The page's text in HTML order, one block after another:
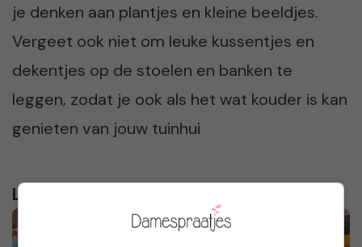
je denken aan plantjes en kleine beeldjes.
Vergeet ook niet om leuke kussentjes en
dekentjes op de stoelen en banken te
leggen, zodat je ook als het wat kouder is kan
genieten van jouw tuinhui
Lees verder...